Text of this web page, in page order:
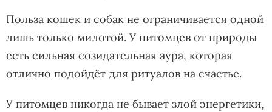
Польза кошек и собак не ограничивается одной
лишь только милотой. У питомцев от природы
есть сильная созидательная аура, которая
отлично подойдёт для ритуалов на счастье.
У питомцев никогда не бывает злой энергетики,